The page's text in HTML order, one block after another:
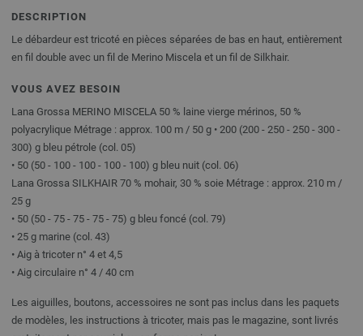
DESCRIPTION
Le débardeur est tricoté en pièces séparées de bas en haut, entièrement
en fil double avec un fil de Merino Miscela et un fil de Silkhair.
VOUS AVEZ BESOIN
Lana Grossa MERINO MISCELA 50 % laine vierge mérinos, 50 %
polyacrylique Métrage : approx. 100 m / 50 g • 200 (200 - 250 - 250 - 300 -
300) g bleu pétrole (col. 05)
• 50 (50 - 100 - 100 - 100 - 100) g bleu nuit (col. 06)
Lana Grossa SILKHAIR 70 % mohair, 30 % soie Métrage : approx. 210 m /
25 g
• 50 (50 - 75 - 75 - 75 - 75) g bleu foncé (col. 79)
• 25 g marine (col. 43)
• Aig à tricoter n° 4 et 4,5
• Aig circulaire n° 4 / 40 cm
Les aiguilles, boutons, accessoires ne sont pas inclus dans les paquets
de modèles, les instructions à tricoter, mais pas le magazine, sont livrés